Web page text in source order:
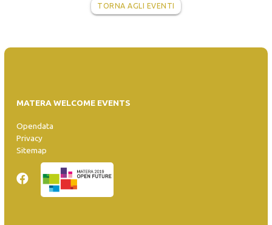
TORNA AGLI EVENTI
MATERA WELCOME EVENTS
Opendata
Privacy
Sitemap